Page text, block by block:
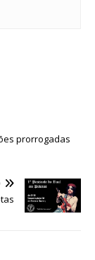
prorrogadas